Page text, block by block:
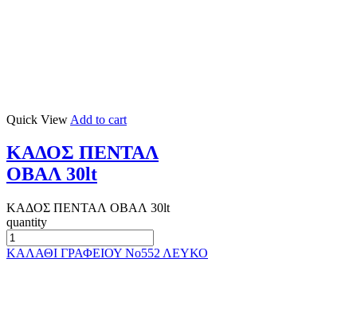
Quick View Add to cart
ΚΑΔΟΣ ΠΕΝΤΑΛ
ΟΒΑΛ 30lt
ΚΑΔΟΣ ΠΕΝΤΑΛ ΟΒΑΛ 30lt
quantity
ΚΑΛΑΘΙ ΓΡΑΦΕΙΟΥ Νο552 ΛΕΥΚΟ